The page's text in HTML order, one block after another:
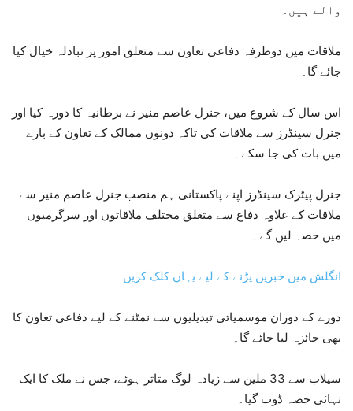
والے ہیں۔
ملاقات میں دوطرفہ دفاعی تعاون سے متعلق امور پر تبادلہ خیال کیا
جائے گا۔
اس سال کے شروع میں، جنرل عاصم منیر نے برطانیہ کا دورہ کیا اور
جنرل سینڈرز سے ملاقات کی تاکہ دونوں ممالک کے تعاون کے بارے
میں بات کی جا سکے۔
جنرل پیٹرک سینڈرز اپنے پاکستانی ہم منصب جنرل عاصم منیر سے
ملاقات کے علاوہ دفاع سے متعلق مختلف ملاقاتوں اور سرگرمیوں
میں حصہ لیں گے۔
انگلش میں خبریں پڑنے کے لیے یہاں کلک کریں
دورے کے دوران موسمیاتی تبدیلیوں سے نمٹنے کے لیے دفاعی تعاون کا
بھی جائزہ لیا جائے گا۔
سیلاب سے 33 ملین سے زیادہ لوگ متاثر ہوئے، جس نے ملک کا ایک
تہائی حصہ ڈوب گیا۔